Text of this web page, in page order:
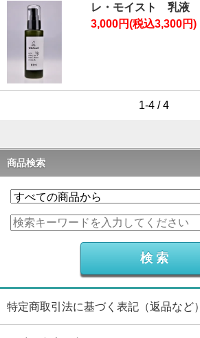
レ・モイスト 乳液
3,000円(税込3,300円)
1-4 / 4
商品検索
特定商取引法に基づく表記（返品など）